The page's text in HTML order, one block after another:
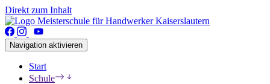
Direkt zum Inhalt
Navigation aktivieren
Start
Schule